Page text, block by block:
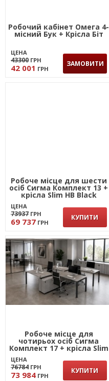
Робочий кабінет Омега 4-
місний Бук + Крісла Біт
ЦЕНА
43300 ГРН
42 001 ГРН
ЗАМОВИТИ
Робоче місце для шести
осіб Сигма Комплект 13 +
крісла Slim HB Black
ЦЕНА
73937 ГРН
69 737 ГРН
КУПИТИ
Робоче місце для
чотирьох осіб Сигма
Комплект 17 + крісла Slim
HB Black
ЦЕНА
76784 ГРН
73 984 ГРН
КУПИТИ